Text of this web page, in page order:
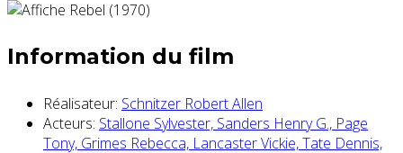
Information du film
Réalisateur: Schnitzer Robert Allen
Acteurs: Stallone Sylvester, Sanders Henry G., Page
Tony, Grimes Rebecca, Lancaster Vickie,Tate Dennis,